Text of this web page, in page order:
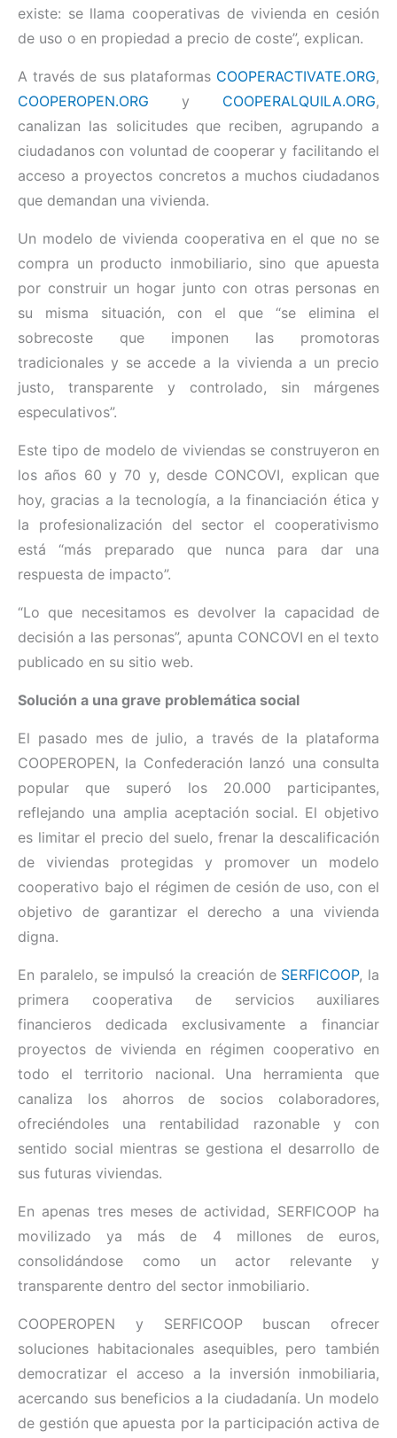
existe: se llama cooperativas de vivienda en cesión
de uso o en propiedad a precio de coste”, explican.
A través de sus plataformas COOPERACTIVATE.ORG,
COOPEROPEN.ORG y COOPERALQUILA.ORG,
canalizan las solicitudes que reciben, agrupando a
ciudadanos con voluntad de cooperar y facilitando el
acceso a proyectos concretos a muchos ciudadanos
que demandan una vivienda.
Un modelo de vivienda cooperativa en el que no se
compra un producto inmobiliario, sino que apuesta
por construir un hogar junto con otras personas en
su misma situación, con el que “se elimina el
sobrecoste que imponen las promotoras
tradicionales y se accede a la vivienda a un precio
justo, transparente y controlado, sin márgenes
especulativos”.
Este tipo de modelo de viviendas se construyeron en
los años 60 y 70 y, desde CONCOVI, explican que
hoy, gracias a la tecnología, a la financiación ética y
la profesionalización del sector el cooperativismo
está “más preparado que nunca para dar una
respuesta de impacto”.
“Lo que necesitamos es devolver la capacidad de
decisión a las personas”, apunta CONCOVI en el texto
publicado en su sitio web.
Solución a una grave problemática social
El pasado mes de julio, a través de la plataforma
COOPEROPEN, la Confederación lanzó una consulta
popular que superó los 20.000 participantes,
reflejando una amplia aceptación social. El objetivo
es limitar el precio del suelo, frenar la descalificación
de viviendas protegidas y promover un modelo
cooperativo bajo el régimen de cesión de uso, con el
objetivo de garantizar el derecho a una vivienda
digna.
En paralelo, se impulsó la creación de SERFICOOP, la
primera cooperativa de servicios auxiliares
financieros dedicada exclusivamente a financiar
proyectos de vivienda en régimen cooperativo en
todo el territorio nacional. Una herramienta que
canaliza los ahorros de socios colaboradores,
ofreciéndoles una rentabilidad razonable y con
sentido social mientras se gestiona el desarrollo de
sus futuras viviendas.
En apenas tres meses de actividad, SERFICOOP ha
movilizado ya más de 4 millones de euros,
consolidándose como un actor relevante y
transparente dentro del sector inmobiliario.
COOPEROPEN y SERFICOOP buscan ofrecer
soluciones habitacionales asequibles, pero también
democratizar el acceso a la inversión inmobiliaria,
acercando sus beneficios a la ciudadanía. Un modelo
de gestión que apuesta por la participación activa de